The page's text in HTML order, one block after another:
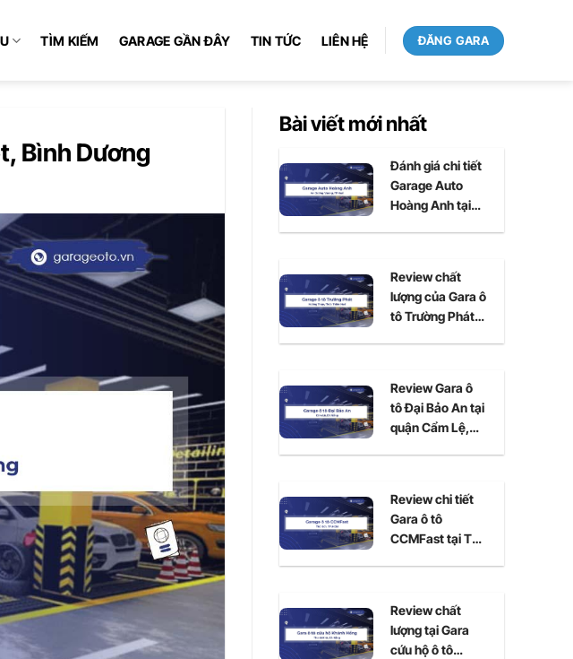
TÌM KIẾM GARAGE GẦN ĐÂY TIN TỨC LIÊN HỆ ĐĂNG GARA
Bình Dương
Bài viết mới nhất
Đánh giá chi tiết
Garage Auto
Hoàng Anh tại
Review chất
lượng của Gara ô
tô Trường Phát
Review Gara ô
tô Đại Bảo An tại
quận Cẩm Lệ,
Review chi tiết
Gara ô tô
CCMFast tại Thủ
Review chất
lượng tại Gara
cứu hộ ô tô